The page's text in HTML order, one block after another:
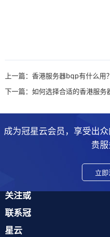
上一篇：香港服务器bgp有什么用？
下一篇：如何选择合适的香港服务
成为冠星云会员，享受出
贵服
立
关注或
联系冠
星云